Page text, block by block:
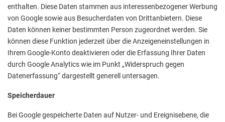
enthalten. Diese Daten stammen aus interessenbezogener Werbung
von Google sowie aus Besucherdaten von Drittanbietern. Diese
Daten können keiner bestimmten Person zugeordnet werden. Sie
können diese Funktion jederzeit über die Anzeigeneinstellungen in
Ihrem Google-Konto deaktivieren oder die Erfassung Ihrer Daten
durch Google Analytics wie im Punkt „Widerspruch gegen
Datenerfassung“ dargestellt generell untersagen.
Speicherdauer
Bei Google gespeicherte Daten auf Nutzer- und Ereignisebene, die